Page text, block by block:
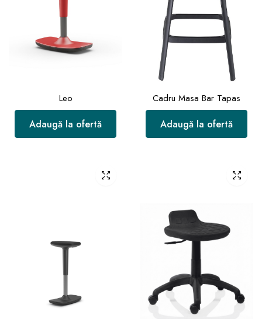
Leo
Adaugă la ofertă
Cadru Masa Bar Tapas
Adaugă la ofertă